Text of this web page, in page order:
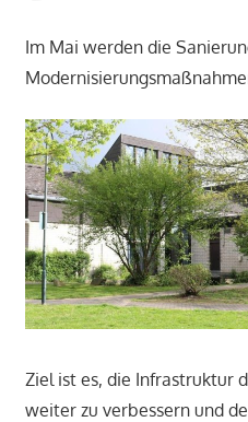
Im Mai werden die
Ziel ist es, die Infrastruktur
weiter zu verbessern und